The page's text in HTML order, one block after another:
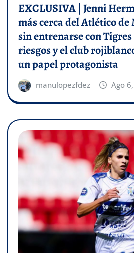
EXCLUSIVA | Jenni
más cerca del Atlético
sin entrenarse con
riesgos y el club
un papel protagonista
manulopezfdez Ago